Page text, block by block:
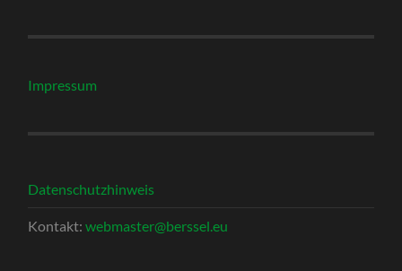
Impressum
Datenschutzhinweis
Kontakt:webmaster@berssel.eu